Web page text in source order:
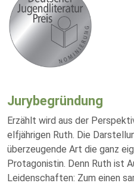
Jurybegründung
Erzählt wird aus der
elfjährigen Ruth. Die
überzeugende Art die ganz
Protagonistin. Denn Ruth ist
Leidenschaften: Zum einen